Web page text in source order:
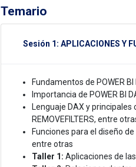
Temario
Sesión 1: APLICACIONES Y
Fundamentos de POWER
Importancia de POWER BI
Lenguaje DAX y principales
REMOVEFILTERS, entre
Funciones para el diseño de
entre otras
Taller 1: Aplicaciones de